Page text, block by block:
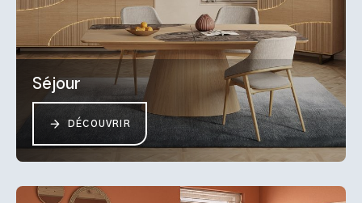
Séjour
DÉCOUVRIR